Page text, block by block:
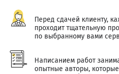
Перед сдачей клиенту,
проходит тщательную
по выбранному вами
Написанием работ
опытные авторы,